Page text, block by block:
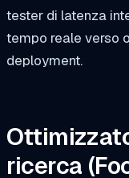
tester di latenza
tempo reale verso
deployment.
ricerca